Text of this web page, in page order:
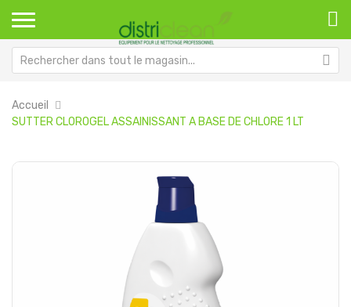
Accueil
SUTTER CLOROGEL ASSAINISSANT A BASE DE CHLORE 1 LT
Passer